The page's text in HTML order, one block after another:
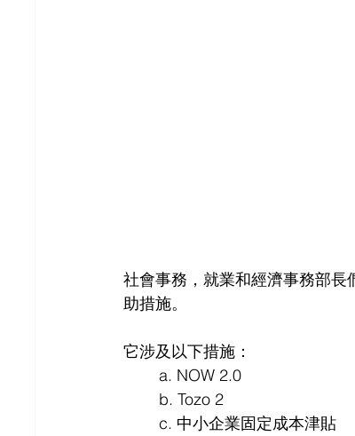
社會事務，就業和經濟事務部
助措施。
它涉及以下措施：
	a. NOW 2.0
	b. Tozo 2
	c. 中小企業固定成本津貼